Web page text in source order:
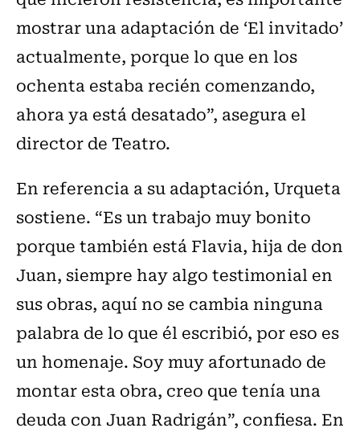
mostrar una adaptación de ‘El invitado’
actualmente, porque lo que en los
ochenta estaba recién comenzando,
ahora ya está desatado”, asegura el
director de Teatro.
En referencia a su adaptación, Urqueta
sostiene. “Es un trabajo muy bonito
porque también está Flavia, hija de don
Juan, siempre hay algo testimonial en
sus obras, aquí no se cambia ninguna
palabra de lo que él escribió, por eso es
un homenaje. Soy muy afortunado de
montar esta obra, creo que tenía una
deuda con Juan Radrigán”, confiesa. En